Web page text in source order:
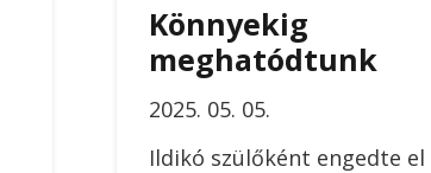
Könnyekig
meghatódtunk
2025. 05. 05.
Ildikó szülőként engedte el